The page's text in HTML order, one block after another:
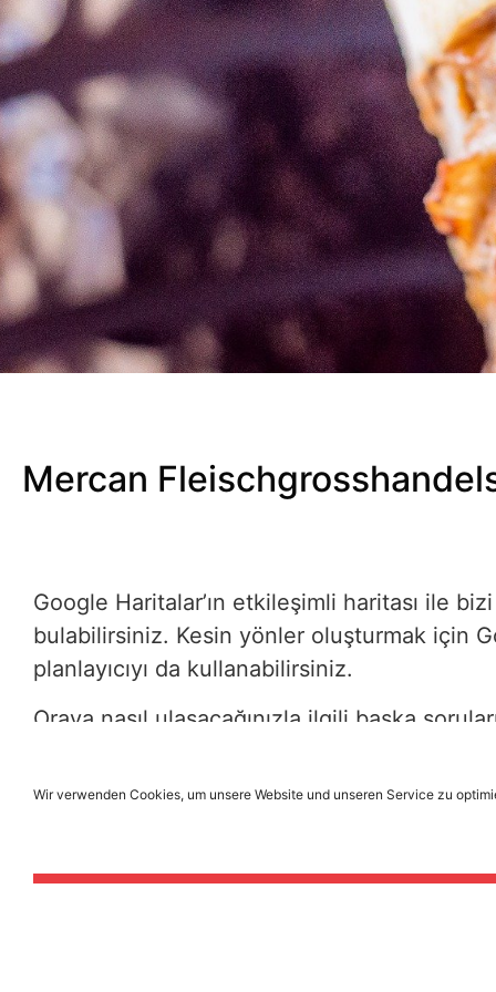
Wir verwenden Cookies, um unsere Website und unseren Service zu
Mercan
Google Haritalar’ın etkileşimli haritası ile
bulabilirsiniz. Kesin yönler oluşturmak için
planlayıcıyı da kullanabilirsiniz.
Oraya nasıl ulaşacağınızla ilgili başka